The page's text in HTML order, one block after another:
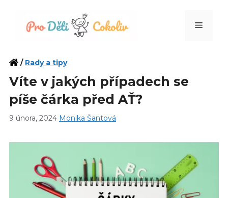
Menu
/ Rady a tipy
Víte v jakých případech se
píše čárka před AŤ?
9 února, 2024 Monika Šantová